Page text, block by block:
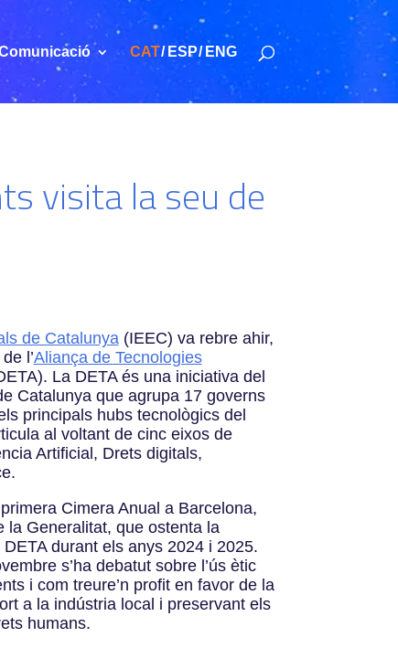
CAT ESP ENG
visita la seu de
de Catalunya (IEEC) va rebre ahir,
l’Aliança de Tecnologies
La DETA és una iniciativa del
Catalunya que agrupa 17 governs
principals hubs tecnològics del
al voltant de cinc eixos de
Artificial, Drets digitals,
Cimera Anual a Barcelona,
la Generalitat, que ostenta la
durant els anys 2024 i 2025.
s’ha debatut sobre l’ús ètic
i com treure’n profit en favor de la
a la indústria local i preservant els
humans.